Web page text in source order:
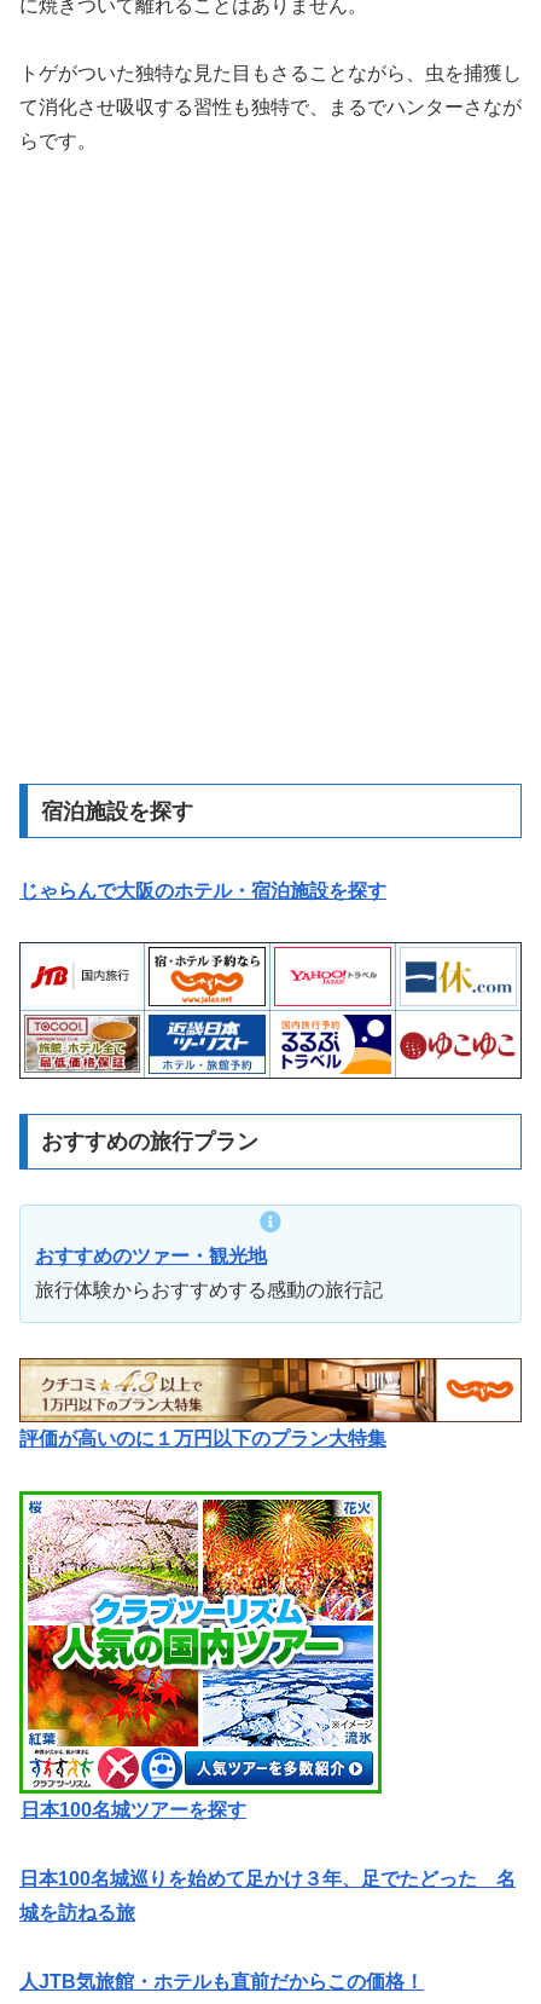
に焼きついて離れることはありません。
トゲがついた独特な見た目もさることながら、虫を捕獲し
て消化させ吸収する習性も独特で、まるでハンターさなが
らです。
宿泊施設を探す
じゃらんで大阪のホテル・宿泊施設を探す
おすすめの旅行プラン
おすすめのツァー・観光地
旅行体験からおすすめする感動の旅行記
評価が高いのに１万円以下のプラン大特集
日本100名城ツアーを探す
日本100名城巡りを始めて足かけ３年、足でたどった 名
城を訪ねる旅
人JTB気旅館・ホテルも直前だからこの価格！